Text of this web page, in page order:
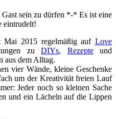
sein zu dürfen *-* Es ist eine
eintrudelt!
2015 regelmäßig auf Love
zuDIYs, Rezepteund
aus dem Alltag.
vier Wände, kleine Geschenke
um der Kreativität freien Lauf
Jeder noch so kleinen Sache
und ein Lächeln auf die Lippen